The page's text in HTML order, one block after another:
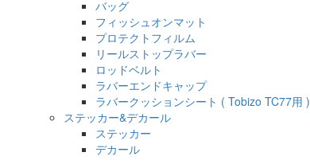
バッグ
フィッシュオンマット
プロテクトフィルム
リールストップラバー
ロッドベルト
ラバーエンドキャップ
ラバークッションシート ( Tobizo TC77用 )
ステッカー&デカール
ステッカー
デカール